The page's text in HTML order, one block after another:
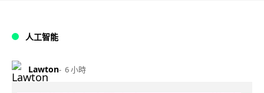
人工智能
Lawton 6 小時